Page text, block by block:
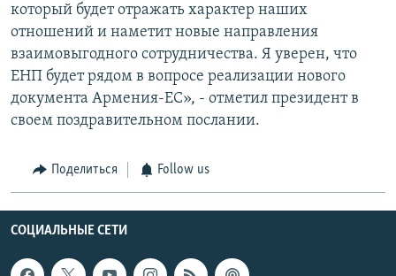
который будет отражать характер наших
отношений и наметит новые направления
взаимовыгодного сотрудничества. Я уверен, что
ЕНП будет рядом в вопросе реализации нового
документа Армения-ЕС», - отметил президент в
своем поздравительном послании.
Поделиться Follow us
СОЦИАЛЬНЫЕ СЕТИ